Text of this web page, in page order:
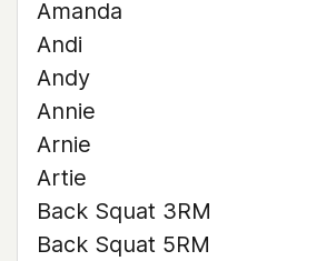
Amanda
Andi
Andy
Annie
Arnie
Artie
Back Squat 3RM
Back Squat 5RM